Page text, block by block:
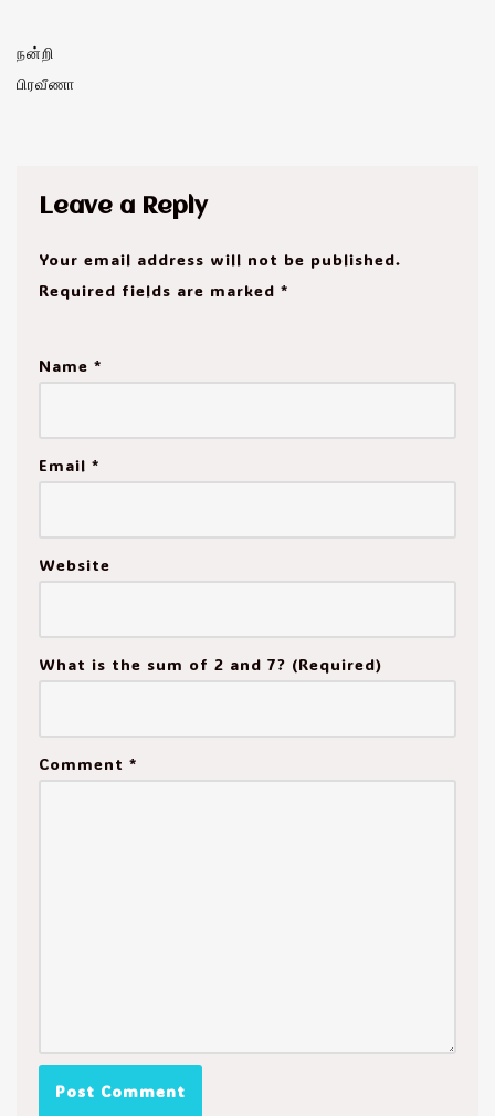
நன்றி
பிரவீணா
Leave a Reply
Your email address will not be published.
Required fields are marked *
Name *
Email *
Website
What is the sum of 2 and 7? (Required)
Comment *